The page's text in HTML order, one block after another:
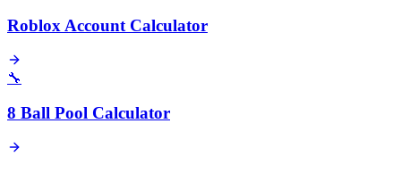
Roblox Account Calculator
🔧
8 Ball Pool Calculator